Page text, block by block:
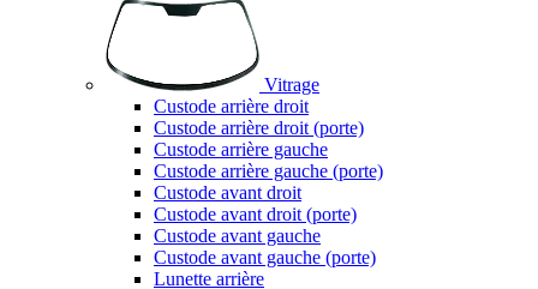
Vitrage
Custode arrière droit
Custode arrière droit (porte)
Custode arrière gauche
Custode arrière gauche (porte)
Custode avant droit
Custode avant droit (porte)
Custode avant gauche
Custode avant gauche (porte)
Lunette arrière